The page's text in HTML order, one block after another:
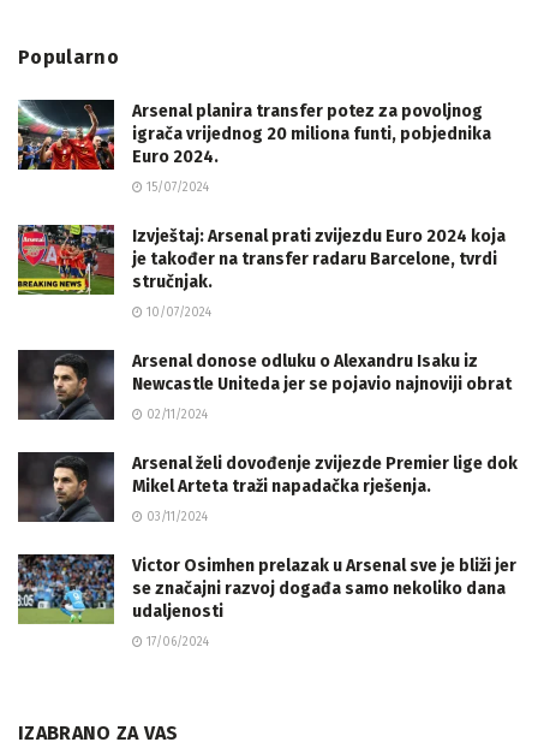
Popularno
Arsenal planira transfer potez za povoljnog
igrača vrijednog 20 miliona funti, pobjednika
Euro 2024.
15/07/2024
Izvještaj: Arsenal prati zvijezdu Euro 2024 koja
je također na transfer radaru Barcelone, tvrdi
stručnjak.
10/07/2024
Arsenal donose odluku o Alexandru Isaku iz
Newcastle Uniteda jer se pojavio najnoviji obrat
02/11/2024
Arsenal želi dovođenje zvijezde Premier lige dok
Mikel Arteta traži napadačka rješenja.
03/11/2024
Victor Osimhen prelazak u Arsenal sve je bliži jer
se značajni razvoj događa samo nekoliko dana
udaljenosti
17/06/2024
IZABRANO ZA VAS